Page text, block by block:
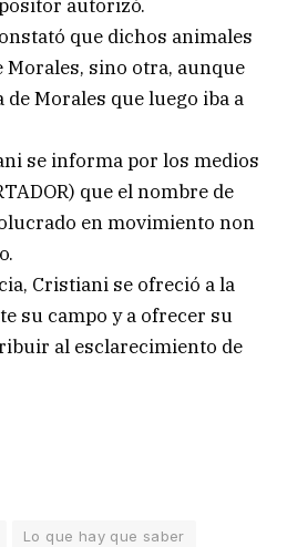
autorizó.
que dichos animales
Morales, sino otra, aunque
Morales que luego iba a
se informa por los medios
que el nombre de
en movimiento non
Cristiani se ofreció a la
su campo y a ofrecer su
al esclarecimiento de
Lo que hay que saber